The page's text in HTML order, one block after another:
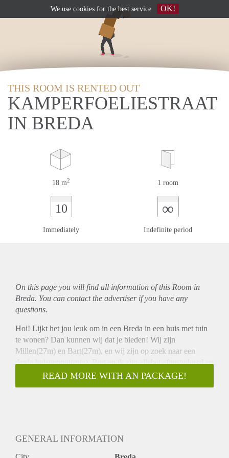
THIS ROOM IS RENTED OUT
KAMPERFOELIESTRAAT
IN BREDA
18 m2 1 room
10
Immediately
∞
Indefinite period
On this page you will find all information of this Room in
Breda. You can contact the advertiser if you have any
questions.
Hoi! Lijkt het jou leuk om in een Breda in een huis met tuin
te wonen? Dan kunnen wij dat je bieden! Wij zijn
Millen(27m) en Bart(27m), en wij zijn op zoek naar een
derde huisgenoot(m/v). Bart en ik zijn allebei afgestudeerd en
we zoeken iemand in dezelfde levensfase, een beetje rond
dezelfde leeftijd. We houden allebei van een feestje en
opkomende buurt, er is een klein winkelcentrum met een
jumbo op 60 m afstand, het is 7 min (2.1 km) fietsen naar de
READ MORE WITH AN PACKAGE!
GENERAL INFORMATION
We use cookiesfor the best service OK!